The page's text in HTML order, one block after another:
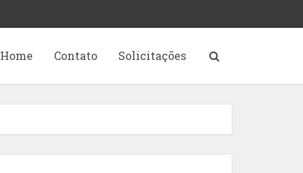
Home Contato Solicitações